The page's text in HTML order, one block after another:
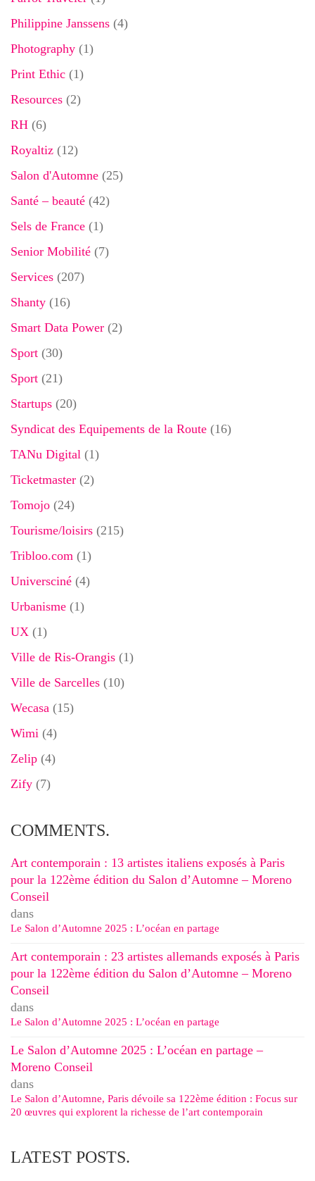
Philippine Janssens (4)
Photography (1)
Print Ethic (1)
Resources (2)
RH (6)
Royaltiz (12)
Salon d'Automne (25)
Santé – beauté (42)
Sels de France (1)
Senior Mobilité (7)
Services (207)
Shanty (16)
Smart Data Power (2)
Sport (30)
Sport (21)
Startups (20)
Syndicat des Equipements de la Route (16)
TANu Digital (1)
Ticketmaster (2)
Tomojo (24)
Tourisme/loisirs (215)
Tribloo.com (1)
Universciné (4)
Urbanisme (1)
UX (1)
Ville de Ris-Orangis (1)
Ville de Sarcelles (10)
Wecasa (15)
Wimi (4)
Zelip (4)
Zify (7)
COMMENTS.
Art contemporain : 13 artistes italiens exposés à Paris
pour la 122ème édition du Salon d’Automne – Moreno
Conseil
dans
Le Salon d’Automne 2025 : L’océan en partage
Art contemporain : 23 artistes allemands exposés à Paris
pour la 122ème édition du Salon d’Automne – Moreno
Conseil
dans
Le Salon d’Automne 2025 : L’océan en partage
Le Salon d’Automne 2025 : L’océan en partage –
Moreno Conseil
dans
Le Salon d’Automne, Paris dévoile sa 122ème édition : Focus sur
20 œuvres qui explorent la richesse de l’art contemporain
LATEST POSTS.